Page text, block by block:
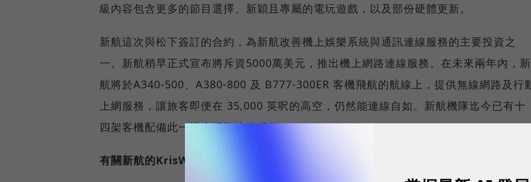
級內容包含更多的節目選擇、新穎且專屬的電玩遊戲，以及部份硬體更新。
新航這次與松下簽訂的合約，為新航改善機上娛樂系統與通訊連線服務的主要投資之
一。新航稍早正式宣布將斥資5000萬美元，推出機上網路連線服務。在未來兩年內，新
航將於A340-500、A380-800 及 B777-300ER 客機飛航的航線上，提供無線網路及行
上網服務，讓旅客即便在 35,000 英呎的高空，仍然能連線自如。新航機隊迄今已有十
四架客機配備此一機上網路連線服務。
有關新航的KrisWorld銀刃世界